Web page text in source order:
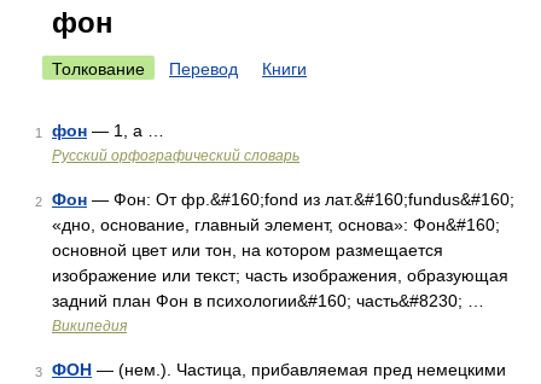
фон
Толкование Перевод Книги
1 фон — 1, а …
Русский орфографический словарь
2 Фон — Фон: От фр.&#160;fond из лат.&#160;fundus&#160;
«дно, основание, главный элемент, основа»: Фон&#160;
основной цвет или тон, на котором размещается
изображение или текст; часть изображения, образующая
задний план Фон в психологии&#160; часть&#8230; …
Википедия
3 ФОН — (нем.). Частица, прибавляемая пред немецкими